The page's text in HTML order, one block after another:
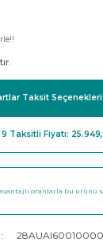
Taksit Seçenekleri
Taksitli Fiyatı:
oranlarla bu ürünü